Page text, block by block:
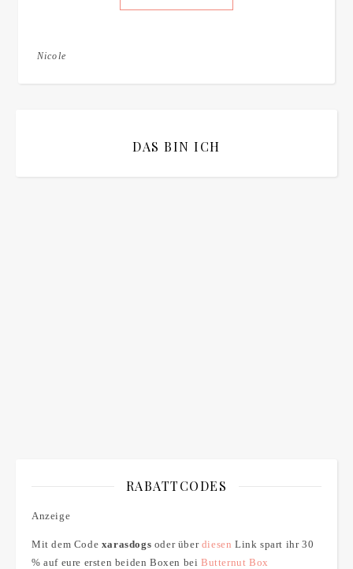
Nicole
DAS BIN ICH
RABATTCODES
Anzeige
Mit dem Code xarasdogs oder über diesen Link spart ihr 30
% auf eure ersten beiden Boxen beiButternut Box